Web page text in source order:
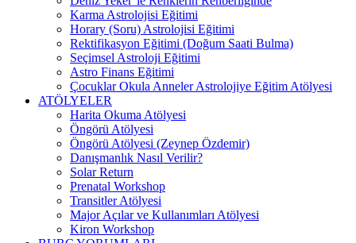
Karma Astrolojisi Eğitimi
Horary (Soru) Astrolojisi Eğitimi
Rektifikasyon Eğitimi (Doğum Saati Bulma)
Seçimsel Astroloji Eğitimi
Astro Finans Eğitimi
Çocuklar Okula Anneler Astrolojiye Eğitim Atölyesi
ATÖLYELER
Harita Okuma Atölyesi
Öngörü Atölyesi
Öngörü Atölyesi (Zeynep Özdemir)
Danışmanlık Nasıl Verilir?
Solar Return
Prenatal Workshop
Transitler Atölyesi
Major Açılar ve Kullanımları Atölyesi
Kiron Workshop